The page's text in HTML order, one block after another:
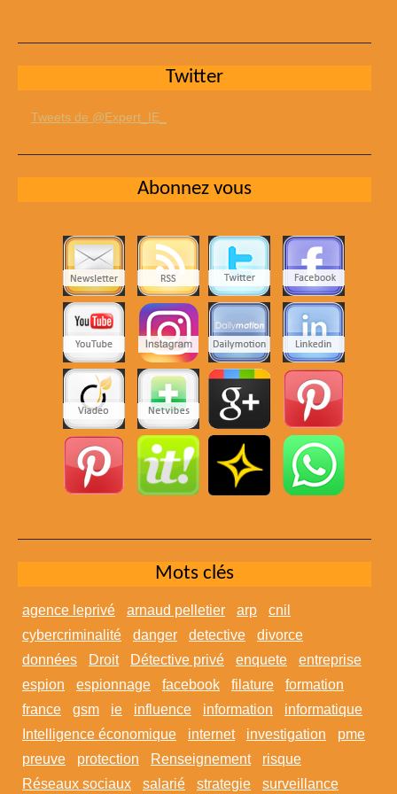
Twitter
Tweets de @Expert_IE_
Abonnez vous
Mots clés
agence leprivé arnaud pelletier arp
cnil
cybercriminalité
danger detective
divorce
données
Droit Détective privé enquete
entreprise
espion
espionnage facebook filature
formation
france
gsm ie influence information
informatique
Intelligence économique
internet investigation
pme
preuve
protection Renseignement
risque
Réseaux sociaux
salarié strategie surveillance